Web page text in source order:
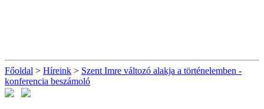
Főoldal > Híreink > Szent Imre változó alakja a történelemben -
konferencia beszámoló